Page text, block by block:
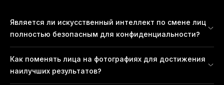
Является ли искусственный интеллект по смене лиц
полностью безопасным для конфиденциальности?
безопасность ваших фотографий и данных. Создавайте
изображения замены лиц с помощью ИИ онлайн —
доступ к ним есть только у вас. Весь контент
Как поменять лица на фотографиях для достижения
наилучших результатов?